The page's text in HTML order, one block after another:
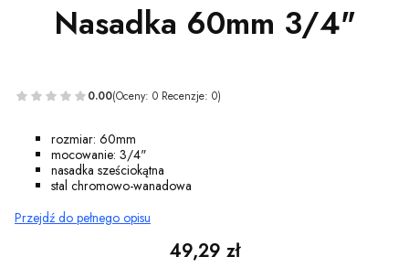
Nasadka 60mm 3/4"
0.00(Oceny: 0 Recenzje: 0)
rozmiar: 60mm
mocowanie: 3/4"
nasadka sześciokątna
stal chromowo-wanadowa
Przejdź do pełnego opisu
Cena
49,29 zł